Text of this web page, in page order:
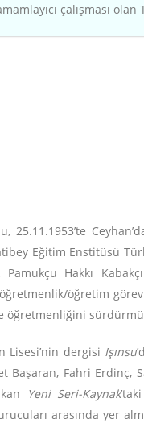
çalışması
25.11.1953’te
Eğitim Enstitüsü
Pamukçu Hakkı
öğretim
öğretmenliğini
Lisesi’nin dergisi Işınsu
Başaran, Fahri Erdinç,
Yeni Seri-Kaynak
arasında yer